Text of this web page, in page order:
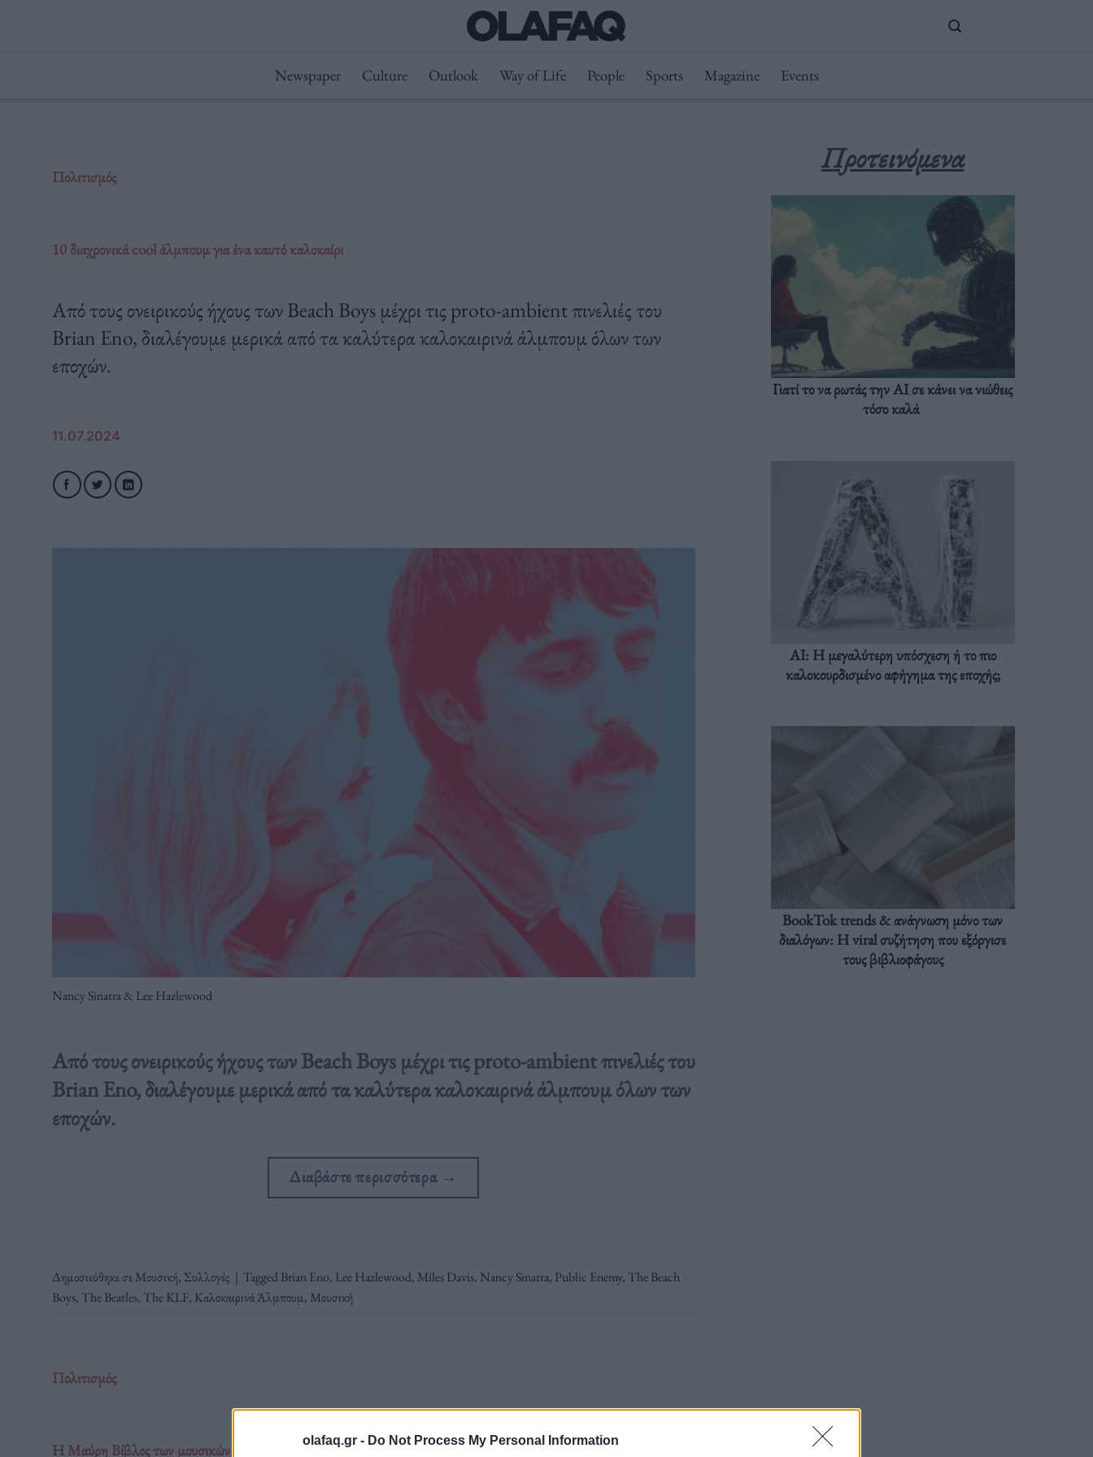
olafaq.gr - Do Not Process My Personal Information
Newspaper Culture Outlook Way of Life People Sports Magazine Events
Πολιτισμός
10 διαχρονικά cool άλμπουμ για ένα καυτό καλοκαίρι
Από τους ονειρικούς ήχους των Beach Boys μέχρι τις proto-ambient πινελιές του
Brian Eno, διαλέγουμε μερικά από τα καλύτερα καλοκαιρινά άλμπουμ όλων των
εποχών.
11.07.2024
Nancy Sinatra & Lee Hazlewood
Από τους ονειρικούς ήχους των Beach Boys μέχρι τις proto-ambient πινελιές του
Brian Eno, διαλέγουμε μερικά από τα καλύτερα καλοκαιρινά άλμπουμ όλων των
εποχών.
Διαβάστε περισσότερα →
Δημοσιεύθηκε σεΜουσική, Συλλογές | TaggedBrian Eno, Lee Hazlewood, Miles Davis, Nancy Sinatra, Public Enemy, The Beach
Boys, The Beatles, The KLF, Καλοκαιρινά Άλμπουμ, Μουσική
Πολιτισμός
Η Μαύρη Βίβλος των μουσικών ρεκόρ
Προτεινόμενα
Γιατί το να ρωτάς την AI σε κάνει να νιώθεις
τόσο καλά
AI: Η μεγαλύτερη υπόσχεση ή το πιο
καλοκουρδισμένο αφήγημα της εποχής;
BookTok trends & ανάγνωση μόνο των
διαλόγων: Η viral συζήτηση που εξόργισε
τους βιβλιοφάγους